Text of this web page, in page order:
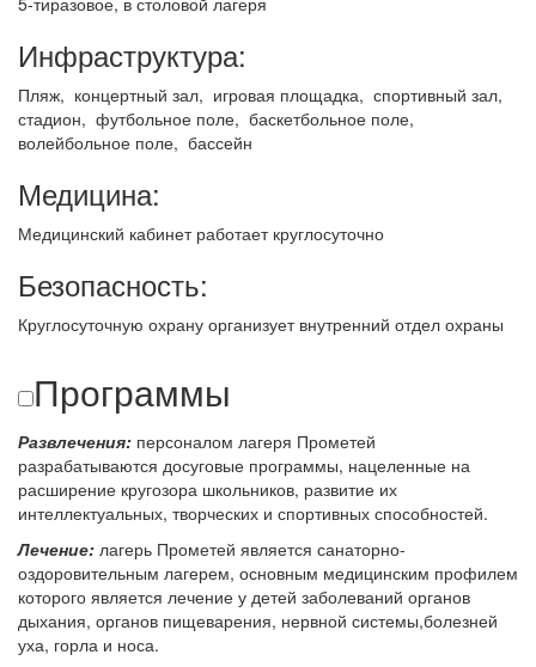
Инфраструктура:
Пляж, концертный зал, игровая площадка, спортивный зал,
стадион, футбольное поле, баскетбольное поле,
волейбольное поле, бассейн
Медицина:
Медицинский кабинет работает круглосуточно
Безопасность:
Круглосуточную охрану организует внутренний отдел охраны
Программы
Развлечения: персоналом лагеря Прометей
разрабатываются досуговые программы, нацеленные на
расширение кругозора школьников, развитие их
интеллектуальных, творческих и спортивных способностей.
Лечение: лагерь Прометей является санаторно-
оздоровительным лагерем, основным медицинским профилем
которого является лечение у детей заболеваний органов
дыхания, органов пищеварения, нервной системы,болезней
уха, горла и носа.